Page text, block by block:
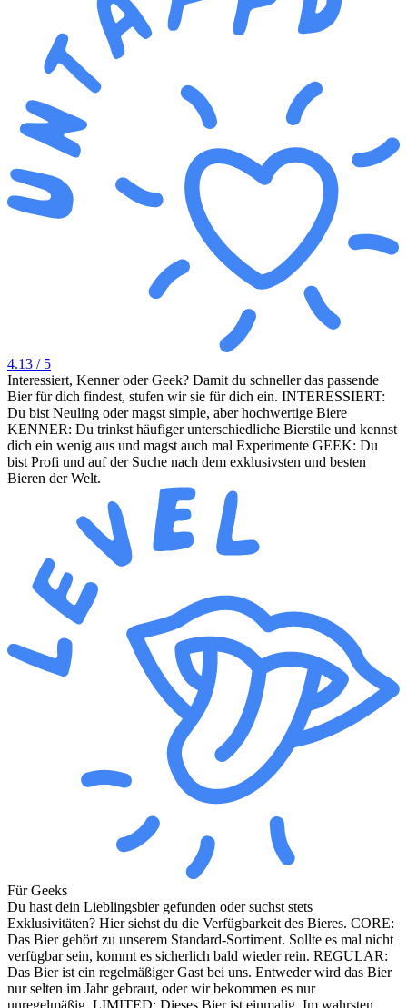
4.13 / 5
Interessiert, Kenner oder Geek? Damit du schneller das passende
Bier für dich findest, stufen wir sie für dich ein. INTERESSIERT:
Du bist Neuling oder magst simple, aber hochwertige Biere
KENNER: Du trinkst häufiger unterschiedliche Bierstile und kennst
dich ein wenig aus und magst auch mal Experimente GEEK: Du
bist Profi und auf der Suche nach dem exklusivsten und besten
Bieren der Welt.
Für Geeks
Du hast dein Lieblingsbier gefunden oder suchst stets
Exklusivitäten? Hier siehst du die Verfügbarkeit des Bieres. CORE:
Das Bier gehört zu unserem Standard-Sortiment. Sollte es mal nicht
verfügbar sein, kommt es sicherlich bald wieder rein. REGULAR:
Das Bier ist ein regelmäßiger Gast bei uns. Entweder wird das Bier
nur selten im Jahr gebraut, oder wir bekommen es nur